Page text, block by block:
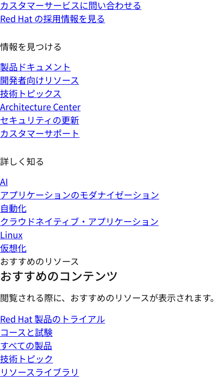
カスタマーサービスに問い合わせる
Red Hat の採用情報を見る
情報を見つける
製品ドキュメント
開発者向けリソース
技術トピックス
Architecture Center
セキュリティの更新
カスタマーサポート
詳しく知る
AI
アプリケーションのモダナイゼーション
自動化
クラウドネイティブ・アプリケーション
Linux
仮想化
おすすめのリソース
おすすめのコンテンツ
閲覧される際に、おすすめのリソースが表示されます。
Red Hat 製品のトライアル
コースと試験
すべての製品
技術トピック
リソースライブラリ